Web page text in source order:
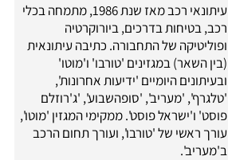
עיתונאי רכב מאז שנת 1986, מתמחה בכלי
רכב, בטיחות בדרכים, ביורוקרטיה
ופוליטיקה של התחבורה. כתיבה עיתונאית
(בין השאר) במגזינים 'טורבו' ו'מוטו'
ובעיתונים היומיים 'ידיעות אחרונות',
'טלגרף', 'מעריב', 'סופהשבוע', 'ג'רוזלם
פוסט' ו'ישראל פוסט'. ממקימי המגזין 'מוטו',
עורך ראשי של 'טורבו', ועורך תחום הרכב
ב'מעריב'.